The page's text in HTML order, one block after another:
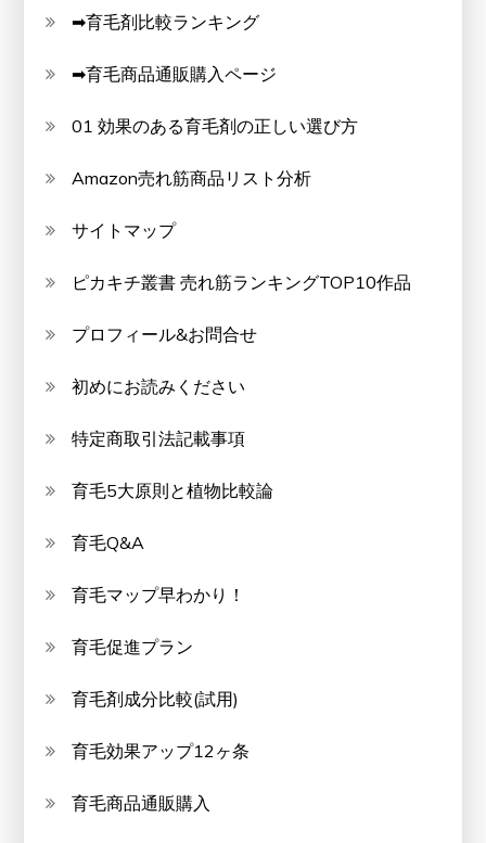
➡育毛剤比較ランキング
➡育毛商品通販購入ページ
01 効果のある育毛剤の正しい選び方
Amazon売れ筋商品リスト分析
サイトマップ
ピカキチ叢書 売れ筋ランキングTOP10作品
プロフィール&お問合せ
初めにお読みください
特定商取引法記載事項
育毛5大原則と植物比較論
育毛Q&A
育毛マップ早わかり！
育毛促進プラン
育毛剤成分比較(試用)
育毛効果アップ12ヶ条
育毛商品通販購入